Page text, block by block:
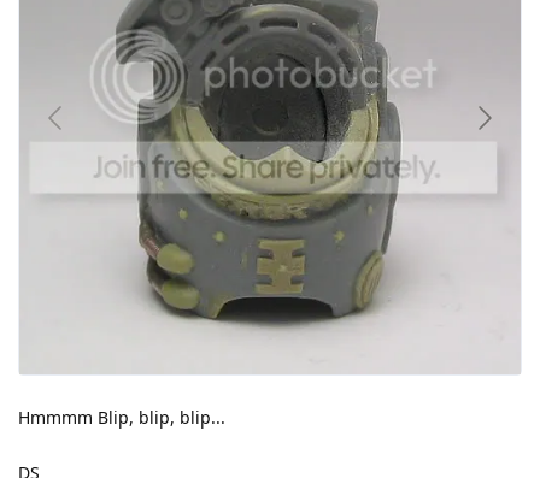
Hmmmm Blip, blip, blip...
DS